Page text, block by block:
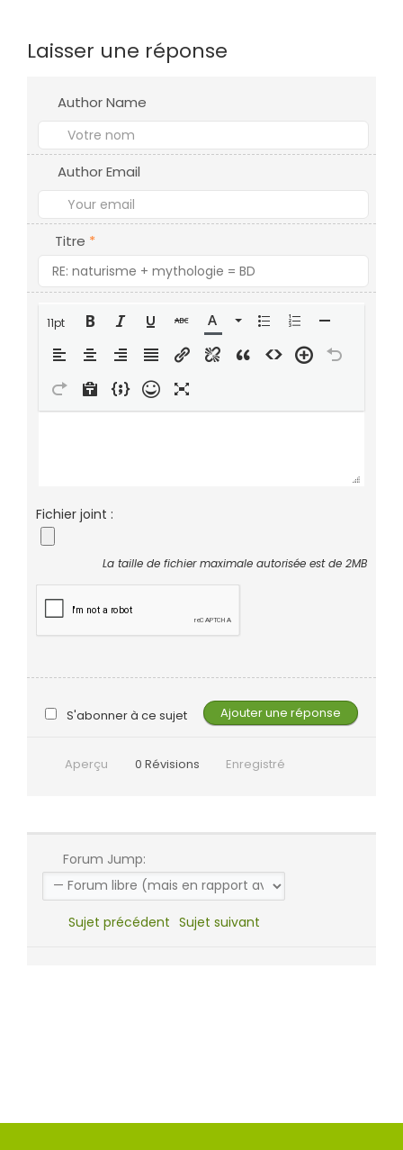
Laisser une réponse
Author Name
Author Email
Titre *
11pt
Fichier joint :
La taille de fichier maximale autorisée est de 2MB
S'abonner à ce sujet
Aperçu 0 Révisions Enregistré
Forum Jump:
Sujet précédent Sujet suivant